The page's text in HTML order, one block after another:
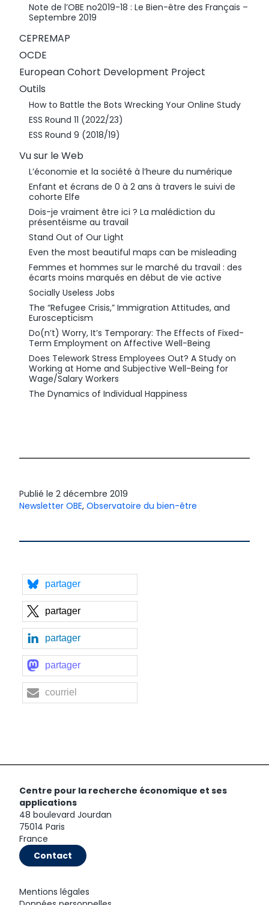
Note de l’OBE no2019-18 : Le Bien-être des Français –
Septembre 2019
CEPREMAP
OCDE
European Cohort Development Project
Outils
How to Battle the Bots Wrecking Your Online Study
ESS Round 11 (2022/23)
ESS Round 9 (2018/19)
Vu sur le Web
L’économie et la société à l’heure du numérique
Enfant et écrans de 0 à 2 ans à travers le suivi de
cohorte Elfe
Dois-je vraiment être ici ? La malédiction du
présentéisme au travail
Stand Out of Our Light
Even the most beautiful maps can be misleading
Femmes et hommes sur le marché du travail : des
écarts moins marqués en début de vie active
Socially Useless Jobs
The “Refugee Crisis,” Immigration Attitudes, and
Euroscepticism
Do(n’t) Worry, It’s Temporary: The Effects of Fixed-
Term Employment on Affective Well-Being
Does Telework Stress Employees Out? A Study on
Working at Home and Subjective Well-Being for
Wage/Salary Workers
The Dynamics of Individual Happiness
Publié le 2 décembre 2019
Newsletter OBE, Observatoire du bien-être
partager
partager
partager
partager
courriel
Centre pour la recherche économique et ses
applications
48 boulevard Jourdan
75014 Paris
France
Contact
Mentions légales